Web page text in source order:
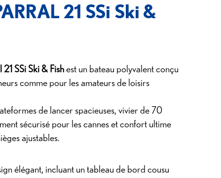
21 SSi Ski &
SSi Ski & Fish est un bateau polyvalent conçu
comme pour les amateurs de loisirs
de lancer spacieuses, vivier de 70
sécurisé pour les cannes et confort ultime
ajustables.
élégant, incluant un tableau de bord cousu